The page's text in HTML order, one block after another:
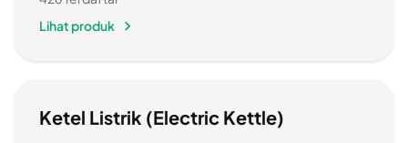
Lihat produk
Ketel Listrik (Electric Kettle)